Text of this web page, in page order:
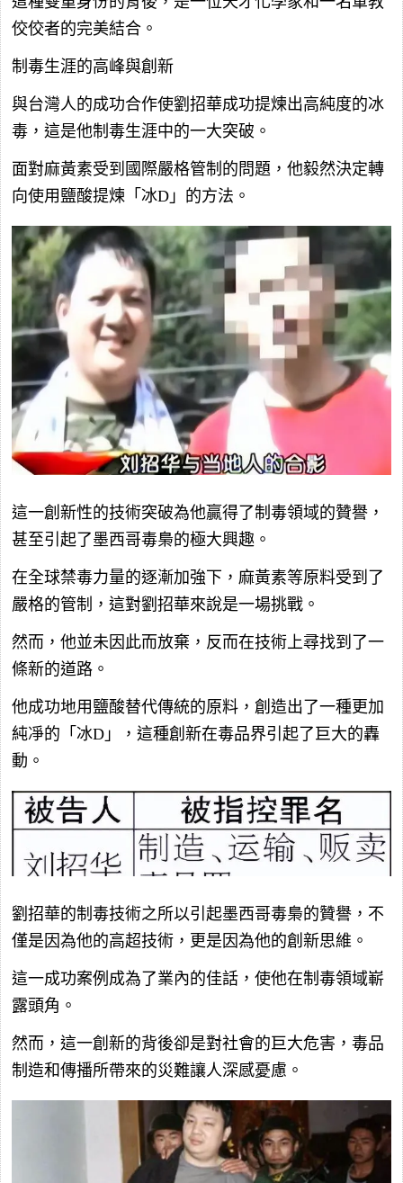
佼佼者的完美結合。
制毒生涯的高峰與創新
與台灣人的成功合作使劉招華成功提煉出高純度的冰
毒，這是他制毒生涯中的一大突破。
面對麻黃素受到國際嚴格管制的問題，他毅然決定轉
向使用鹽酸提煉「冰D」的方法。
這一創新性的技術突破為他贏得了制毒領域的贊譽，
甚至引起了墨西哥毒梟的極大興趣。
在全球禁毒力量的逐漸加強下，麻黃素等原料受到了
嚴格的管制，這對劉招華來說是一場挑戰。
然而，他並未因此而放棄，反而在技術上尋找到了一
條新的道路。
他成功地用鹽酸替代傳統的原料，創造出了一種更加
純凈的「冰D」，這種創新在毒品界引起了巨大的轟
動。
劉招華的制毒技術之所以引起墨西哥毒梟的贊譽，不
僅是因為他的高超技術，更是因為他的創新思維。
這一成功案例成為了業內的佳話，使他在制毒領域嶄
露頭角。
然而，這一創新的背後卻是對社會的巨大危害，毒品
制造和傳播所帶來的災難讓人深感憂慮。